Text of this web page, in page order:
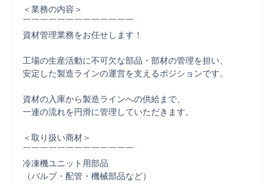
＜業務の内容＞
￣￣￣￣￣￣￣￣￣￣￣￣￣
資材管理業務をお任せします！
工場の生産活動に不可欠な部品・部材の管理を担い、
安定した製造ラインの運営を支えるポジションです。
資材の入庫から製造ラインへの供給まで、
一連の流れを円滑に管理していただきます。
＜取り扱い商材＞
￣￣￣￣￣￣￣￣￣￣￣￣￣
冷凍機ユニット用部品
（バルブ・配管・機械部品など）